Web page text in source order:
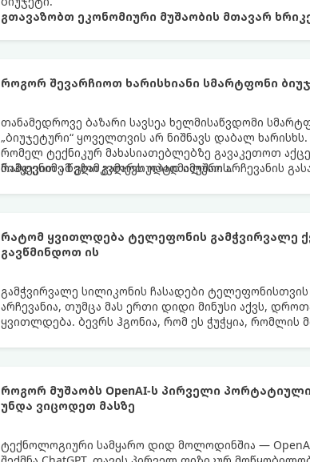
გთავაზობთ ეკონომიური მუშაობის მთავარ
როგორ შევარჩიოთ ხარისხიანი სმარტფონი
თანამედროვე ბაზარი სავსეა ხელმისაწვდომი
„ბიუჯეტური“ ყოველთვის არ ნიშნავს დაბალ
რომელ ტექნიკურ მახასიათებლებზე გავაკეთოთ
რამდენიმე წელი გამართულად იმუშაოს.
მიჰყევით ამ გზამკვლევს ოპტიმალური არჩევანის
რატომ ყვითლდება ტელეფონის გამჭვირვალე
გავწმინდოთ ის
გამჭვირვალე სილიკონის ჩასადები
არჩევანია, თუმცა მას ერთი დიდი მინუსი აქვს,
ყვითლდება. ბევრს ჰგონია, რომ ეს ჭუჭყია, რომლის
თუმცა არსებობს მეთოდები, რომლებიც მას
როგორ მუშაობს OpenAI-ს პირველი
უნდა ვიცოდეთ მასზე
ტექნოლოგიური სამყარო დიდ მოლოდინშია —